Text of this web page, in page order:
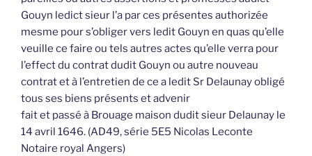
Gouyn ledict sieur l’a par ces présentes authorizée
mesme pour s’obliger vers ledit Gouyn en quas qu’elle
veuille ce faire ou tels autres actes qu’elle verra pour
l’effect du contrat dudit Gouyn ou autre nouveau
contrat et à l’entretien de ce a ledit Sr Delaunay obligé
tous ses biens présents et advenir
fait et passé à Brouage maison dudit sieur Delaunay le
14 avril 1646. (AD49, série 5E5 Nicolas Leconte
Notaire royal Angers)